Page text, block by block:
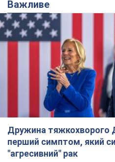
перший симптом, який
"агресивний" рак
Спершу лікарі не надали цьому
14,9 т.
Відпустка Лесі Нікітюк у
обернулася скандалом:
несправедливо
Знаменитість вийшла на пряму
мережі та розставила всі
7 часов назад 11,8 т.